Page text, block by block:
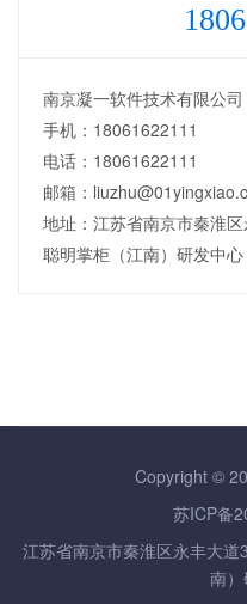
南京凝一软件技术有限公司
手机：18061622111
电话：18061622111
邮箱：
地址：江苏省南京市秦淮
聪明掌柜（江南）研发中心
Copyright ©
苏ICP备
江苏省南京市秦淮区永丰大
南